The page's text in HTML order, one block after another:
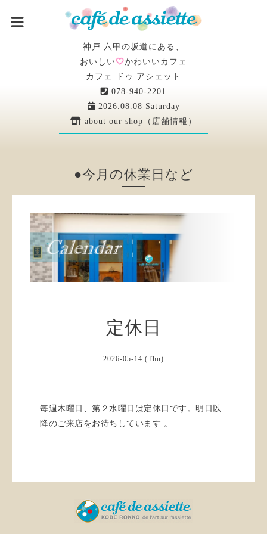
神戸 六甲の坂道にある、
おいしい
かわいいカフェ
カフェ ドゥ アシェット
078-940-2201
2026.08.08 Saturday
about our shop（ 店舗情報 ）
●今月の休業日など
定休日
2026-05-14 (Thu)
毎週木曜日、第２水曜日は定休日です。明日以
降のご来店をお待ちしています 。